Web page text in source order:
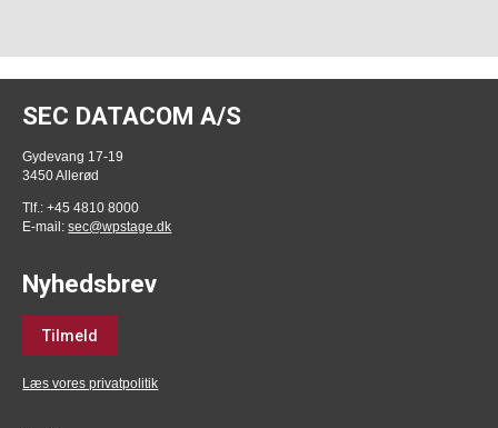
SEC DATACOM A/S
Gydevang 17-19
3450 Allerød
Tlf.: +45 4810 8000
E-mail:sec@wpstage.dk
Nyhedsbrev
Tilmeld
Læs vores privatpolitik